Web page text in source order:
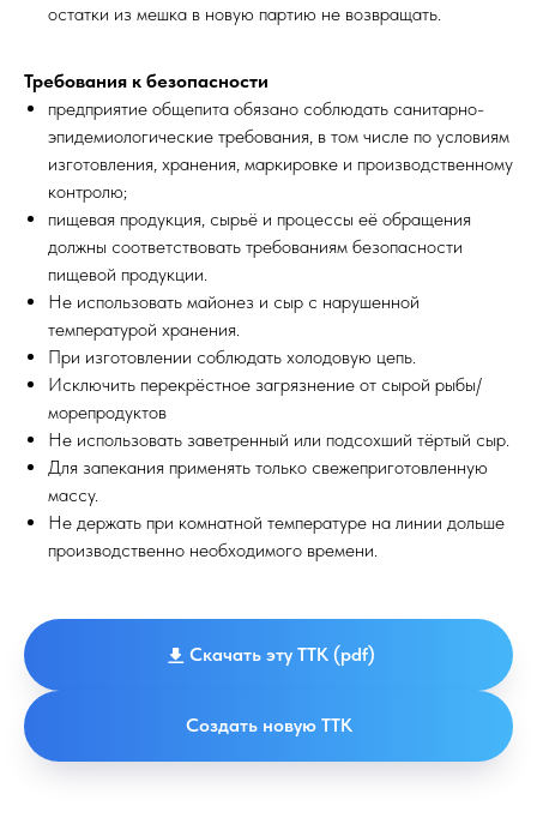
остатки из мешка в новую партию не возвращать.
Требования к безопасности
предприятие общепита обязано соблюдать санитарно-
эпидемиологические требования, в том числе по условиям
изготовления, хранения, маркировке и производственному
контролю;
пищевая продукция, сырьё и процессы её обращения
должны соответствовать требованиям безопасности
пищевой продукции.
Не использовать майонез и сыр с нарушенной
температурой хранения.
При изготовлении соблюдать холодовую цепь.
Исключить перекрёстное загрязнение от сырой рыбы/
морепродуктов
Не использовать заветренный или подсохший тёртый сыр.
Для запекания применять только свежеприготовленную
массу.
Не держать при комнатной температуре на линии дольше
производственно необходимого времени.
Скачать эту ТТК (pdf)
Создать новую ТТК